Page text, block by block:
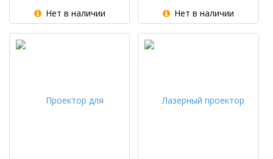
Нет в наличии Нет в наличии